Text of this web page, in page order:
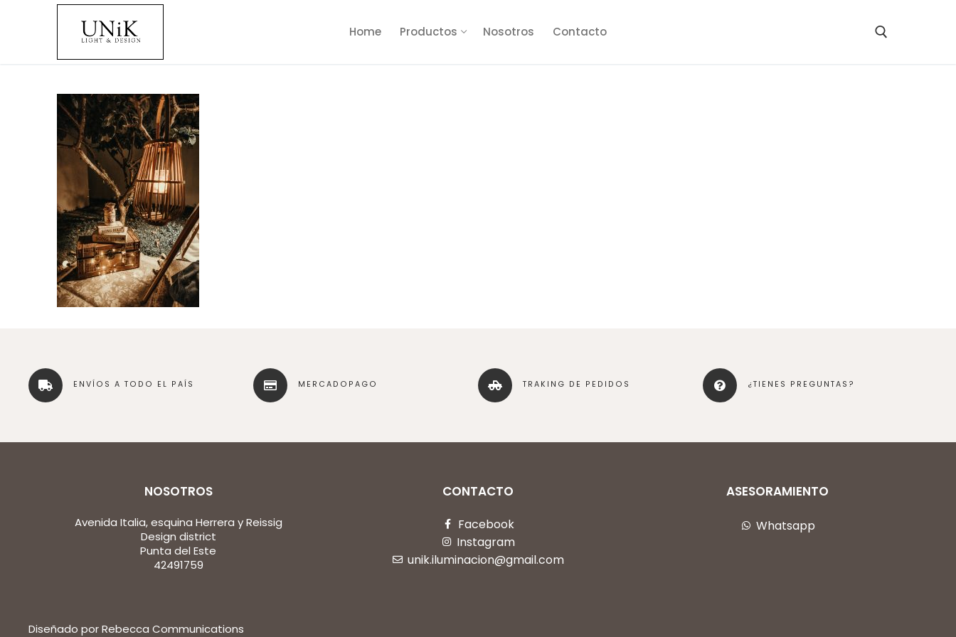
Home Productos Nosotros Contacto
ENVÍOS A TODO EL PAÍS MERCADOPAGO TRAKING DE PEDIDOS ¿TIENES PREGUNTAS?
NOSOTROS
Avenida Italia, esquina Herrera y Reissig
Design district
Punta del Este
42491759
CONTACTO
Facebook
Instagram
unik.iluminacion@gmail.com
ASESORAMIENTO
Whatsapp
Diseñado por Rebecca Communications